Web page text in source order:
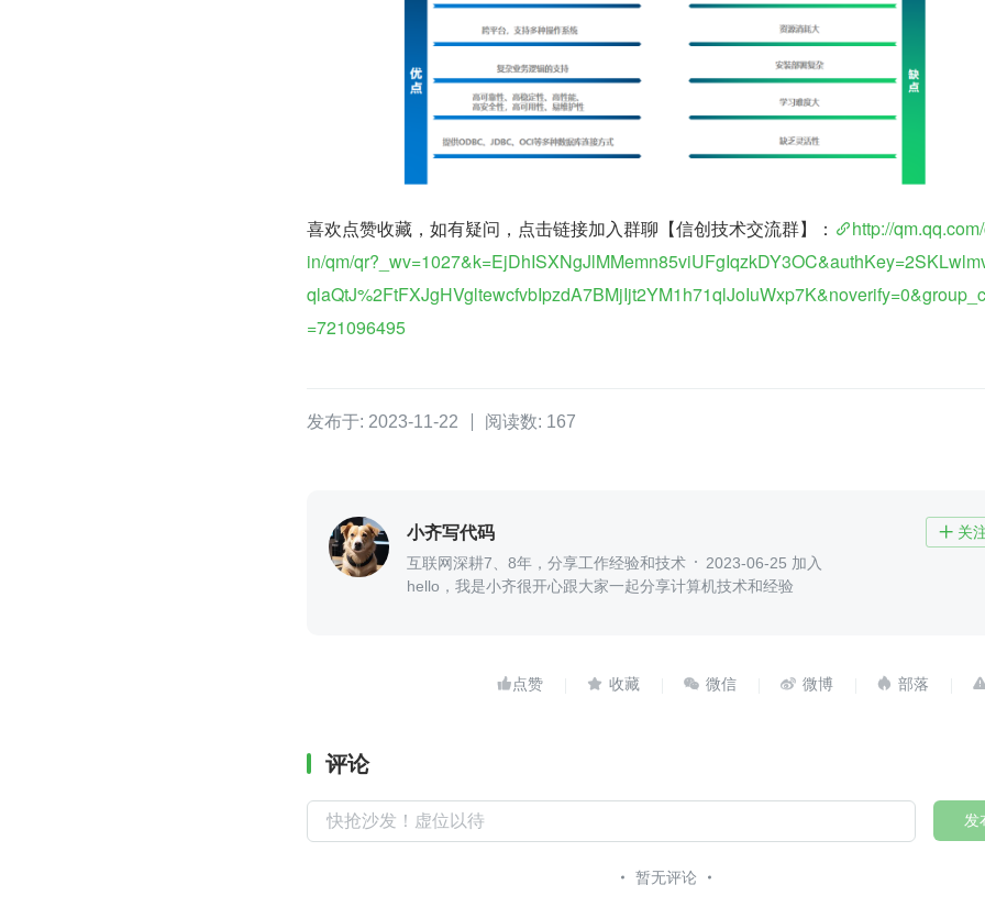
喜欢点赞收藏，如有疑问，点击链接加入群聊【信创技术交流群】：
http://
in/qm/
=721096495
发布于: 2023-11-22 阅读数: 167
小齐写代码  关
互联网深耕7、8年，分享工作经验和技术
2023-06-25 加入
hello，我是小齐很开心跟大家一起分享计算机技术和经验
     
评论
发
暂无评论